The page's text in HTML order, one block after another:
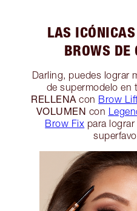
LAS
BROWS DE
Darling, puedes lograr
de supermodelo en
RELLENA con Brow
VOLUMEN con
Brow Fix para